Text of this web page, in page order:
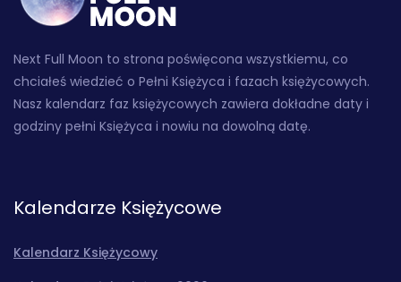
Next Full Moon to strona poświęcona wszystkiemu, co
chciałeś wiedzieć o Pełni Księżyca i fazach księżycowych.
Nasz kalendarz faz księżycowych zawiera dokładne daty i
godziny pełni Księżyca i nowiu na dowolną datę.
Kalendarze Księżycowe
Kalendarz Księżycowy